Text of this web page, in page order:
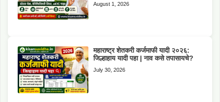
August 1, 2026
महाराष्ट्र शेतकरी कर्जमाफी यादी २०२६:
जिल्हाहाय यादी पहा | नाव कसे तपासायचे?
July 30, 2026